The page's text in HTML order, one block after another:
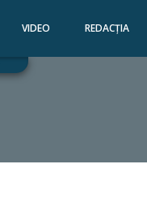
VIDEO REDACȚIA